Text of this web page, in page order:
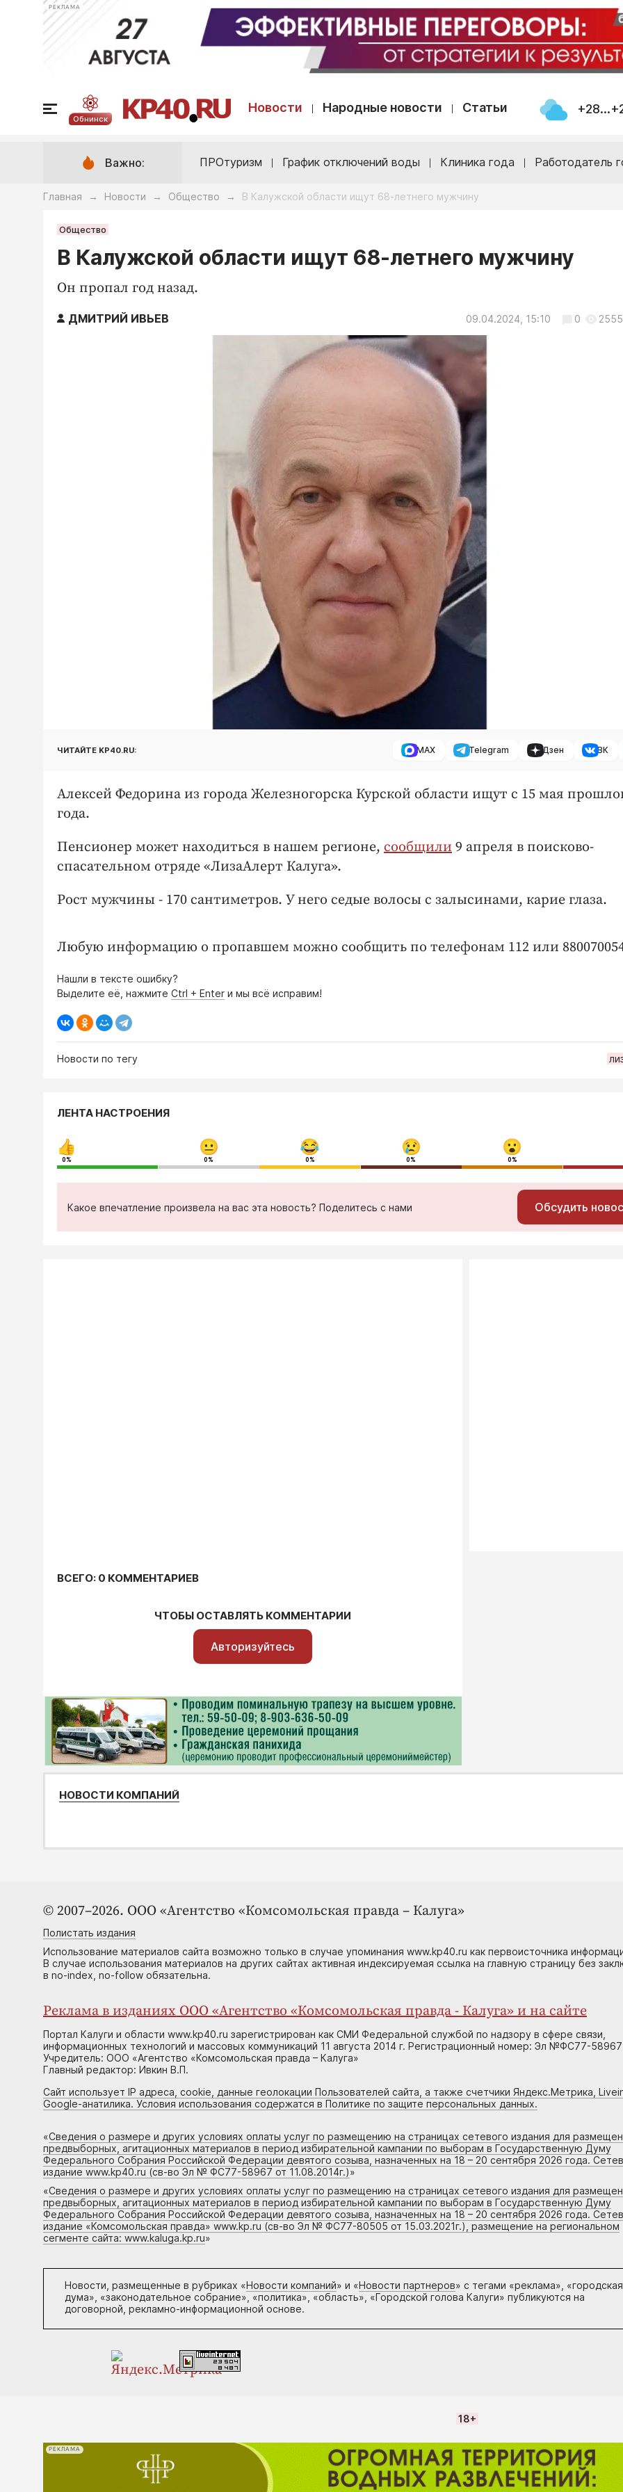
РЕКЛАМА
Обнинск
Новости Народные новости Статьи
Важно: ПРОтуризм График отключений воды Клиника года Работодатель
Главная → Новости → Общество → В Калужской области ищут 68-летнего мужчину
Общество
В Калужской области ищут 68-летнего мужчину
Он пропал год назад.
ДМИТРИЙ ИВЬЕВ 09.04.2024, 15:10 0 2555
ЧИТАЙТЕ KP40.RU: MAX Telegram Дзен ВК
Алексей Федорина из города Железногорска Курской области ищут с 15 мая
года.
Пенсионер может находиться в нашем регионе, сообщили 9 апреля в поисково-
спасательном отряде «ЛизаАлерт Калуга».
Рост мужчины - 170 сантиметров. У него седые волосы с залысинами, карие глаза.
Любую информацию о пропавшем можно сообщить по телефонам 112 или
Нашли в тексте ошибку?
Выделите её, нажмите Ctrl + Enter и мы всё исправим!
Новости по тегу
ЛЕНТА НАСТРОЕНИЯ
0% 0% 0% 0% 0%
Какое впечатление произвела на вас эта новость? Поделитесь с нами Обсудить
ВСЕГО: 0 КОММЕНТАРИЕВ
ЧТОБЫ ОСТАВЛЯТЬ КОММЕНТАРИИ
Авторизуйтесь
НОВОСТИ КОМПАНИЙ
© 2007–2026. ООО «Агентство «Комсомольская правда – Калуга»
Полистать издания
Использование материалов сайта возможно только в случае упоминания www.kp40.ru как первоисточника
В случае использования материалов на других сайтах активная индексируемая ссылка на главную страницу без
в no-index, no-follow обязательна.
Реклама в изданиях ООО «Агентство «Комсомольская правда - Калуга» и на сайте
Портал Калуги и области www.kp40.ru зарегистрирован как СМИ Федеральной службой по надзору в сфере связи,
информационных технологий и массовых коммуникаций 11 августа 2014 г. Регистрационный номер: Эл №ФС77-58967
Учредитель: ООО «Агентство «Комсомольская правда – Калуга»
Главный редактор: Ивкин В.П.
Сайт использует IP адреса, cookie, данные геолокации Пользователей сайта, а также счетчики Яндекс.Метрика,
Google-анатилика. Условия использования содержатся в Политике по защите персональных данных.
«Сведения о размере и других условиях оплаты услуг по размещению на страницах сетевого издания для
предвыборных, агитационных материалов в период избирательной кампании по выборам в Государственную Думу
Федерального Собрания Российской Федерации девятого созыва, назначенных на 18 – 20 сентября 2026 года.
издание www.kp40.ru (св-во Эл № ФС77-58967 от 11.08.2014г.)»
«Сведения о размере и других условиях оплаты услуг по размещению на страницах сетевого издания для
предвыборных, агитационных материалов в период избирательной кампании по выборам в Государственную Думу
Федерального Собрания Российской Федерации девятого созыва, назначенных на 18 – 20 сентября 2026 года.
издание «Комсомольская правда» www.kp.ru (св-во Эл № ФС77-80505 от 15.03.2021г.), размещение на региональном
сегменте сайта: www.kaluga.kp.ru»
Новости, размещенные в рубриках «Новости компаний» и «Новости партнеров» с тегами «реклама», «городская
дума», «законодательное собрание», «политика», «область», «Городской голова Калуги» публикуются на
договорной, рекламно-информационной основе.
18+
РЕКЛАМА